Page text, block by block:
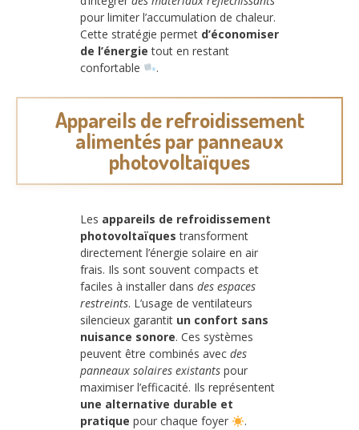
pour limiter l’accumulation de chaleur.
Cette stratégie permet d’économiser
de l’énergie tout en restant
confortable
.
Appareils de refroidissement
alimentés par panneaux
photovoltaïques
Les appareils de refroidissement
photovoltaïques transforment
directement l’énergie solaire en air
frais. Ils sont souvent compacts et
faciles à installer dans des espaces
restreints. L’usage de ventilateurs
silencieux garantit un confort sans
nuisance sonore. Ces systèmes
peuvent être combinés avec des
panneaux solaires existants pour
maximiser l’efficacité. Ils représentent
une alternative durable et
pratique pour chaque foyer .